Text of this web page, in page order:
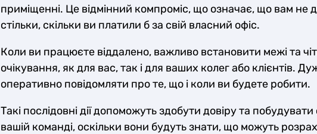
приміщенні. Це відмінний компроміс, що означає, що вам не
стільки, скільки ви платили б за свій власний офіс.
Коли ви працюєте віддалено, важливо встановити межі та
очікування, як для вас, так і для ваших колег або клієнтів.
оперативно повідомляти про те, що і коли ви будете робити.
Такі послідовні дії допоможуть здобути довіру та
вашій команді, оскільки вони будуть знати, що можуть